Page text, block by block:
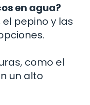
en agua?
pepino y las
como el
un alto